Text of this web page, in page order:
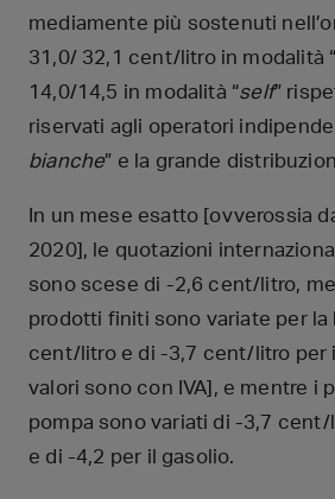
mediamente più sostenuti
31,0/ 32,1 cent/litro in modalità “
14,0/14,5 in modalità “self”
riservati agli operatori
bianche” e la grande
In un mese esatto [ovverossia
2020], le quotazioni
sono scese di -2,6 cent/litro,
prodotti finiti sono variate per la
cent/litro e di -3,7 cent/litro per
valori sono con IVA], e mentre i
pompa sono variati di -3,7 cent/
e di -4,2 per il gasolio.